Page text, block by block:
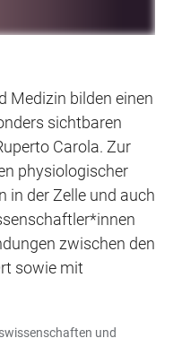
Medizin bilden einen
sichtbaren
Carola. Zur
physiologischer
in der Zelle und auch
zwischen den
sowie mit
und